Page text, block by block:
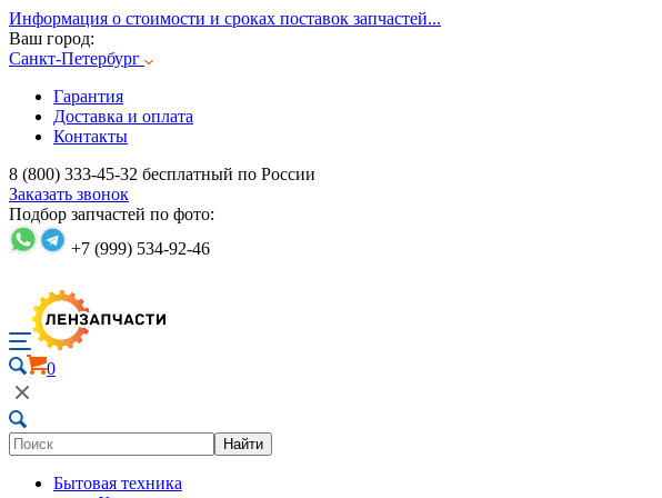
Информация о стоимости и сроках поставок запчастей...
Ваш город:
Санкт-Петербург
Гарантия
Доставка и оплата
Контакты
8 (800) 333-45-32 бесплатный по России
Заказать звонок
Подбор запчастей по фото:
+7 (999) 534-92-46
0
Найти
Бытовая техника